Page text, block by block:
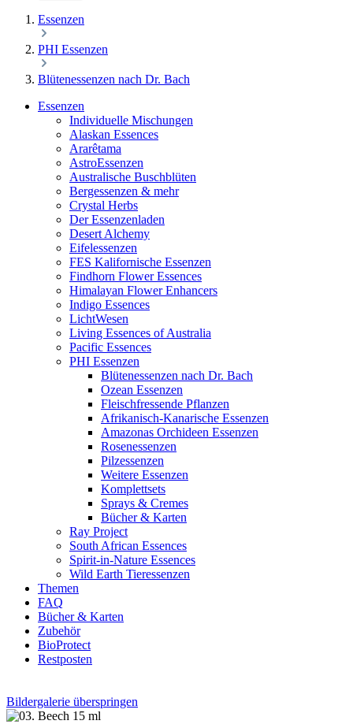
Essenzen
PHI Essenzen
Blütenessenzen nach Dr. Bach
Essenzen
Individuelle Mischungen
Alaskan Essences
Ararêtama
AstroEssenzen
Australische Buschblüten
Bergessenzen & mehr
Crystal Herbs
Der Essenzenladen
Desert Alchemy
Eifelessenzen
FES Kalifornische Essenzen
Findhorn Flower Essences
Himalayan Flower Enhancers
Indigo Essences
LichtWesen
Living Essences of Australia
Pacific Essences
PHI Essenzen
Blütenessenzen nach Dr. Bach
Ozean Essenzen
Fleischfressende Pflanzen
Afrikanisch-Kanarische Essenzen
Amazonas Orchideen Essenzen
Rosenessenzen
Pilzessenzen
Weitere Essenzen
Komplettsets
Sprays & Cremes
Bücher & Karten
Ray Project
South African Essences
Spirit-in-Nature Essences
Wild Earth Tieressenzen
Themen
FAQ
Bücher & Karten
Zubehör
BioProtect
Restposten
Bildergalerie überspringen